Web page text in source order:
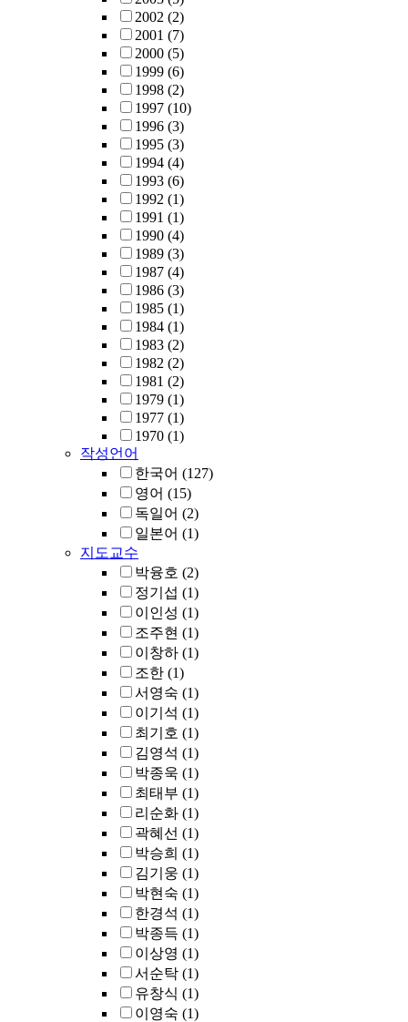
2002 (2)
2001 (7)
2000 (5)
1999 (6)
1998 (2)
1997 (10)
1996 (3)
1995 (3)
1994 (4)
1993 (6)
1992 (1)
1991 (1)
1990 (4)
1989 (3)
1987 (4)
1986 (3)
1985 (1)
1984 (1)
1983 (2)
1982 (2)
1981 (2)
1979 (1)
1977 (1)
1970 (1)
작성언어
한국어 (127)
영어 (15)
독일어 (2)
일본어 (1)
지도교수
박융호 (2)
정기섭 (1)
이인성 (1)
조주현 (1)
이창하 (1)
조한 (1)
서영숙 (1)
이기석 (1)
최기호 (1)
김영석 (1)
박종욱 (1)
최태부 (1)
리순화 (1)
곽혜선 (1)
박승희 (1)
김기웅 (1)
박현숙 (1)
한경석 (1)
박종득 (1)
이상영 (1)
서순탁 (1)
유창식 (1)
이영숙 (1)